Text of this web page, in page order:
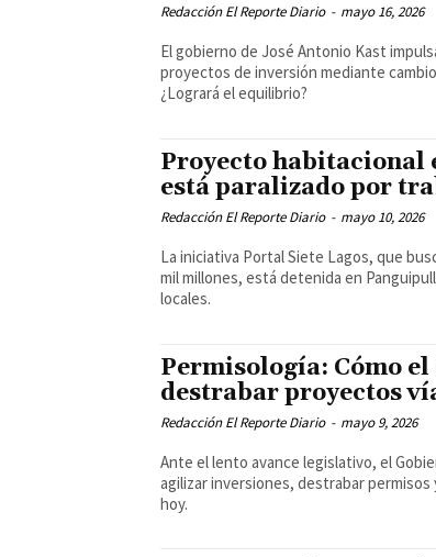
Redacción El Reporte Diario - mayo 16, 2026
El gobierno de José Antonio Kast
proyectos de inversión mediante
¿Logrará el equilibrio?
Proyecto habitacional
está paralizado por
Redacción El Reporte Diario - mayo 10, 2026
La iniciativa Portal Siete Lagos, que
mil millones, está detenida en
locales.
Permisología: Cómo
destrabar proyectos
Redacción El Reporte Diario - mayo 9, 2026
Ante el lento avance legislativo, el
agilizar inversiones, destrabar
hoy.